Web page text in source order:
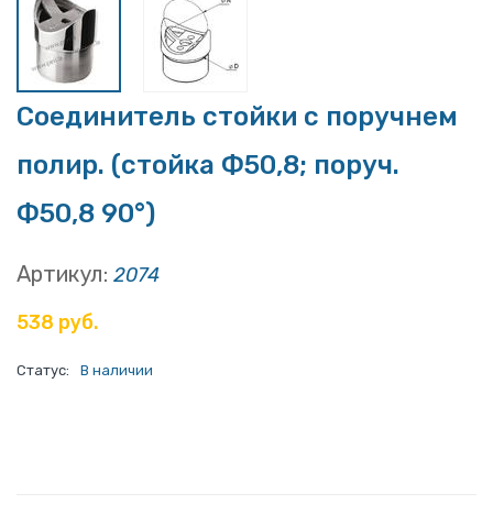
Соединитель стойки с поручнем
полир. (стойка Ф50,8; поруч.
Ф50,8 90°)
Артикул: 2074
538 руб.
Статус: В наличии